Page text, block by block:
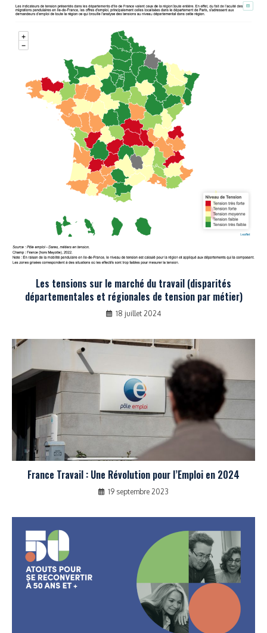
Les tensions sur le marché du travail (disparités
départementales et régionales de tension par métier)
18 juillet 2024
France Travail : Une Révolution pour l’Emploi en 2024
19 septembre 2023